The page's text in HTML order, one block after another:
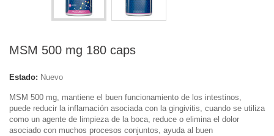
MSM 500 mg 180 caps
Estado: Nuevo
MSM 500 mg, mantiene el buen funcionamiento de los intestinos,
puede reducir la inflamación asociada con la gingivitis, cuando se utiliza
como un agente de limpieza de la boca, reduce o elimina el dolor
asociado con muchos procesos conjuntos, ayuda al buen